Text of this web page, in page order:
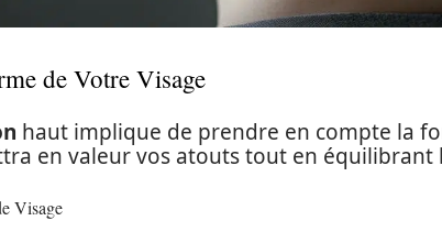
de Votre Visage
haut implique de prendre en compte la
en valeur vos atouts tout en équilibrant
Visage